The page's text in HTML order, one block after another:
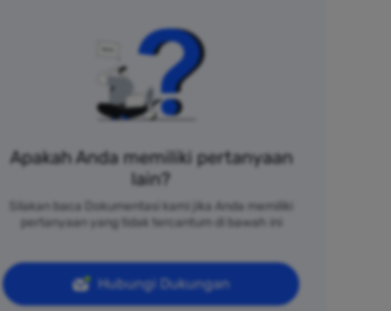
Apakah Anda memiliki pertanyaan
lain?
Silakan baca Dokumentasi kami jika Anda memiliki
pertanyaan yang tidak tercantum di bawah ini
Hubungi Dukungan